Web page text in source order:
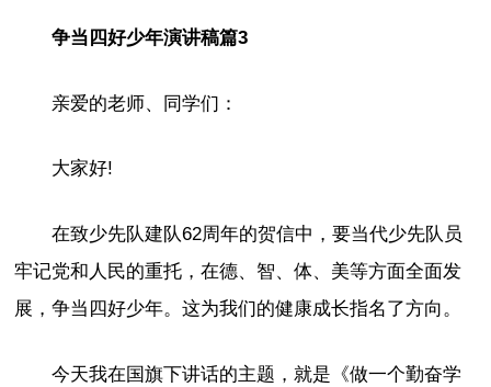
争当四好少年演讲稿篇3
亲爱的老师、同学们：
大家好!
在致少先队建队62周年的贺信中，要当代少先队员
牢记党和人民的重托，在德、智、体、美等方面全面发
展，争当四好少年。这为我们的健康成长指名了方向。
今天我在国旗下讲话的主题，就是《做一个勤奋学